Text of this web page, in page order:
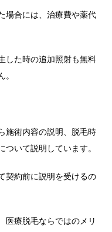
場合には、治療費や薬代
した時の追加照射も無料
施術内容の説明、脱毛時
いて説明しています。
契約前に説明を受けるの
医療脱毛ならではのメリ